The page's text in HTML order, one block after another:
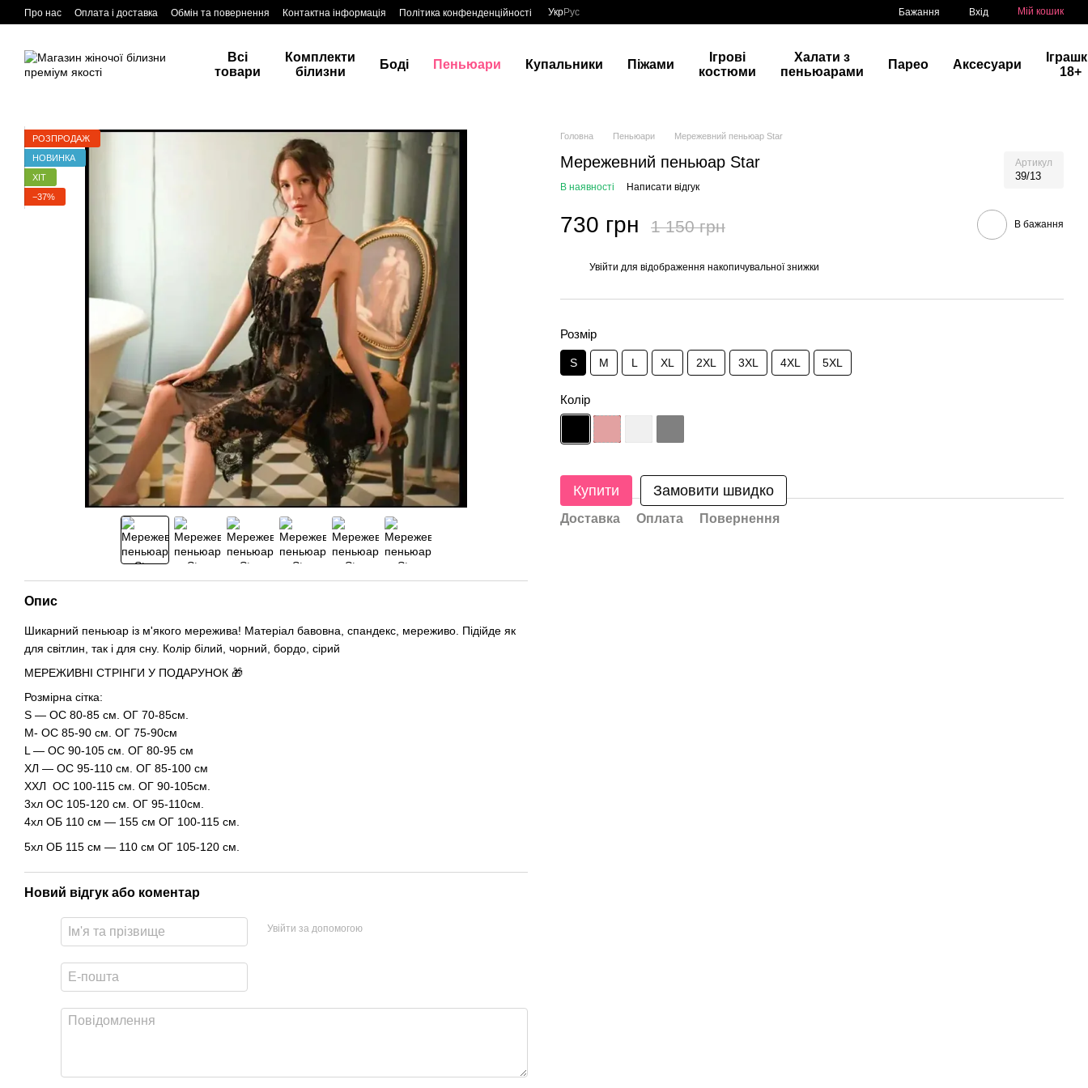
Перейти до основного контенту
Про нас Оплата і доставка Обмін та повернення Контактна інформація Політика конфенденційності УкрРус Бажання Вхід Мій кошик
Всі
товари
Комплекти
білизни
Боді Пеньюари Купальники Піжами
Ігрові
костюми
Халати з
пеньюарами
Парео Аксесуари
18+
РОЗПРОДАЖ
НОВИНКА
ХІТ
−37%
Опис
Шикарний пеньюар із м'якого мережива! Матеріал бавовна, спандекс, мереживо. Підійде як
для світлин, так і для сну. Колір білий, чорний, бордо, сірий
МЕРЕЖИВНІ СТРІНГИ У ПОДАРУНОК 🎁
Розмірна сітка:
S — ОС 80-85 см. ОГ 70-85см.
M- ОС 85-90 см. ОГ 75-90см
L — ОС 90-105 см. ОГ 80-95 см
ХЛ — ОС 95-110 см. ОГ 85-100 см
XXЛ ОС 100-115 см. ОГ 90-105см.
3хл ОС 105-120 см. ОГ 95-110см.
4хл ОБ 110 см — 155 см ОГ 100-115 см.
5хл ОБ 115 см — 110 см ОГ 105-120 см.
Новий відгук або коментар
Увійти за допомогою
Головна Пеньюари Мережевний пеньюар Star
Мережевний пеньюар Star Артикул
39/13
В наявності Написати відгук
730 грн 1 150 грн В бажання
Увійти для відображення накопичувальної знижки
Розмір
S M L XL 2XL 3XL 4XL 5XL
Колір
Купити Замовити швидко
Доставка Оплата Повернення